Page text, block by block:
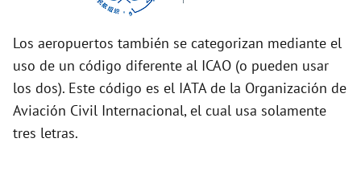
Los aeropuertos también se categorizan mediante el
uso de un código diferente al ICAO (o pueden usar
los dos). Este código es el IATA de la Organización de
Aviación Civil Internacional, el cual usa solamente
tres letras.